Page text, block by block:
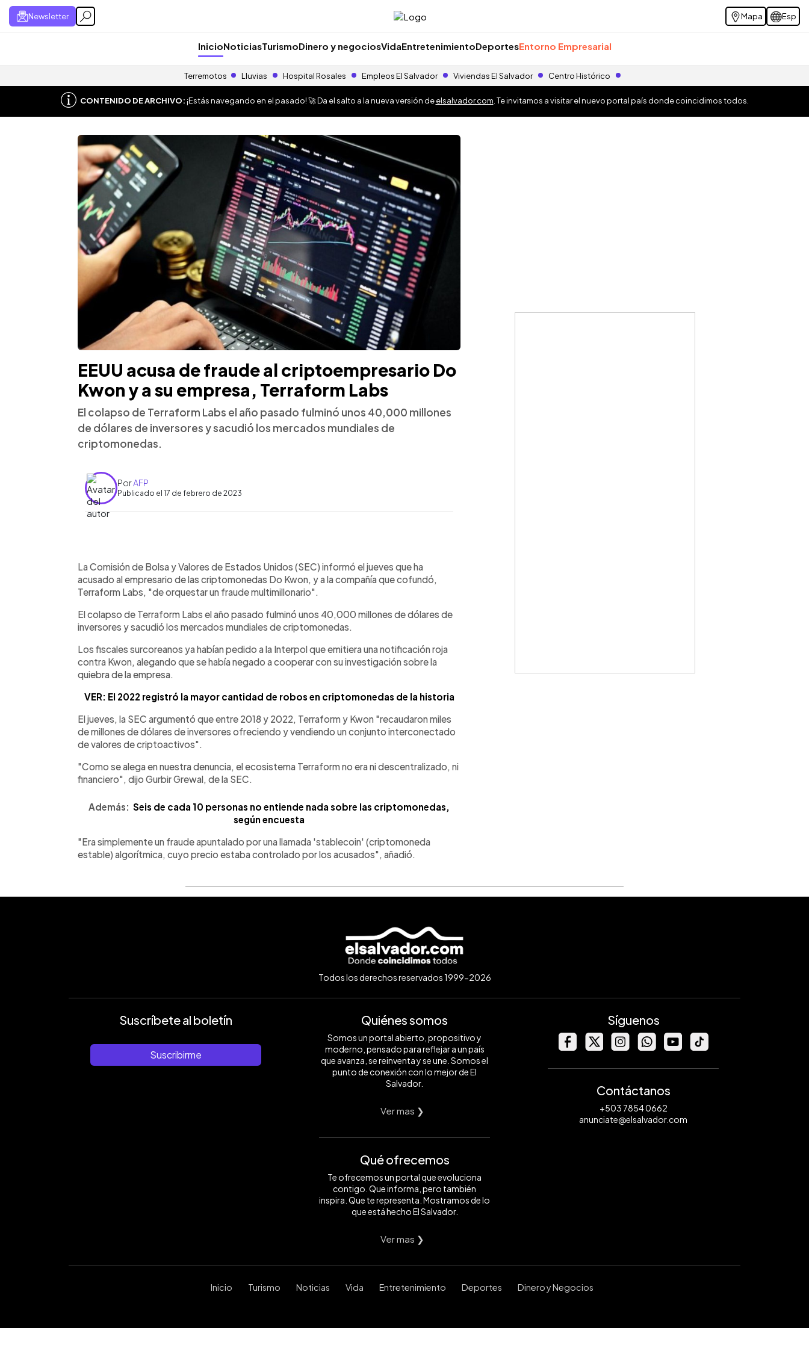
Newsletter Mapa Esp
InicioNoticiasTurismoDinero y negociosVidaEntretenimientoDeportesEntorno Empresarial
Terremotos Lluvias Hospital Rosales Empleos El Salvador Viviendas El Salvador Centro Histórico
CONTENIDO DE ARCHIVO:¡Estás navegando en el pasado! 🚀 Da el salto a la nueva versión deelsalvador.com . Te invitamos a visitar el nuevo portal país donde coincidimos todos.
EEUU acusa de fraude al criptoempresario Do
Kwon y a su empresa, Terraform Labs
El colapso de Terraform Labs el año pasado fulminó unos 40,000 millones
de dólares de inversores y sacudió los mercados mundiales de
criptomonedas.
PorAFP
Publicado el 17 de febrero de 2023
► Escuchar artículo
La Comisión de Bolsa y Valores de Estados Unidos (SEC) informó el jueves que ha
acusado al empresario de las criptomonedas Do Kwon, y a la compañía que cofundó,
Terraform Labs, "de orquestar un fraude multimillonario".
El colapso de Terraform Labs el año pasado fulminó unos 40,000 millones de dólares de
inversores y sacudió los mercados mundiales de criptomonedas.
Los fiscales surcoreanos ya habían pedido a la Interpol que emitiera una notificación roja
contra Kwon, alegando que se había negado a cooperar con su investigación sobre la
quiebra de la empresa.
VER: El 2022 registró la mayor cantidad de robos en criptomonedas de la historia
El jueves, la SEC argumentó que entre 2018 y 2022, Terraform y Kwon "recaudaron miles
de millones de dólares de inversores ofreciendo y vendiendo un conjunto interconectado
de valores de criptoactivos".
"Como se alega en nuestra denuncia, el ecosistema Terraform no era ni descentralizado, ni
financiero", dijo Gurbir Grewal, de la SEC.
Además: Seis de cada 10 personas no entiende nada sobre las criptomonedas,
según encuesta
"Era simplemente un fraude apuntalado por una llamada 'stablecoin' (criptomoneda
estable) algorítmica, cuyo precio estaba controlado por los acusados", añadió.
Todos los derechos reservados 1999-2026
Suscríbete al boletín
Suscribirme
Quiénes somos
Somos un portal abierto, propositivo y
moderno, pensado para reflejar a un país
que avanza, se reinventa y se une. Somos el
punto de conexión con lo mejor de El
Salvador.
Ver mas ❯
Qué ofrecemos
Te ofrecemos un portal que evoluciona
contigo. Que informa, pero también
inspira. Que te representa. Mostramos de lo
que está hecho El Salvador.
Ver mas ❯
Síguenos
Contáctanos
+503 7854 0662
anunciate@elsalvador.com
Inicio Turismo Noticias Vida Entretenimiento Deportes Dinero y Negocios